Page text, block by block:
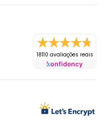
18110 avaliações reais